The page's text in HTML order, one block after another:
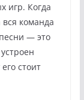
игр. Когда
команда
— это
стоит